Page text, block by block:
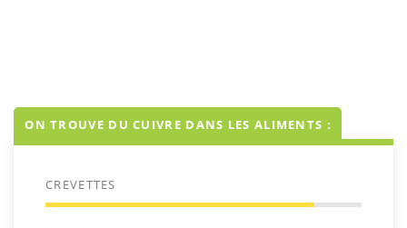
ON TROUVE DU CUIVRE DANS LES ALIMENTS :
CREVETTES